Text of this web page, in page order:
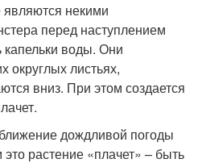
некими
перед наступлением
воды. Они
округлых листьях,
вниз. При этом создается
дождливой погоды
растение «плачет» – быть